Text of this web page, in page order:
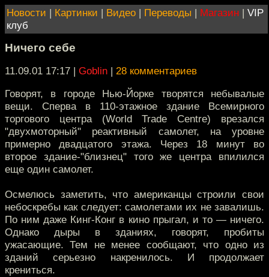
Новости | Картинки | Видео | Переводы | Магазин | VIP
клуб
Ничего себе
11.09.01 17:17 | Goblin | 28 комментариев
Говорят, в городе Нью-Йорке творятся небывалые
вещи. Сперва в 110-этажное здание Всемирного
торгового центра (World Trade Centre) врезался
"двухмоторный" реактивный самолет, на уровне
примерно двадцатого этажа. Через 18 минут во
второе здание-"близнец" того же центра впилился
еще один самолет.
Осмелюсь заметить, что американцы строили свои
небоскребы как следует: самолетами их не завалишь.
По ним даже Кинг-Конг в кино прыгал, и то — ничего.
Однако дыры в зданиях, говорят, пробиты
ужасающие. Тем не менее сообщают, что одно из
зданий серьезно накренилось. И продолжает
крениться.